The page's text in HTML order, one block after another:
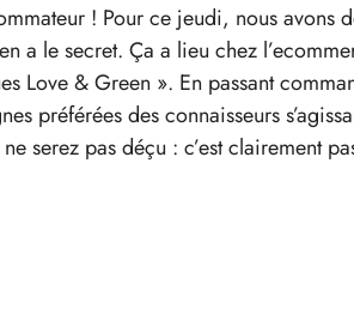
! Pour ce jeudi, nous
a le secret. Ça a lieu chez
Love & Green ». En passant
préférées des connaisseurs
serez pas déçu : c’est clairement